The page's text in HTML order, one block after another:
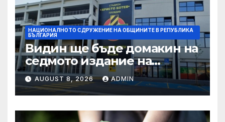
НАЦИОНАЛНОТО СДРУЖЕНИЕ НА ОБЩИНИТЕ В РЕПУБЛИКА
БЪЛГАРИЯ
Видин ще бъде домакин на
седмото издание на
Международния
фолклорен фестивал
„Синия Дунав“
AUGUST 8, 2026 ADMIN